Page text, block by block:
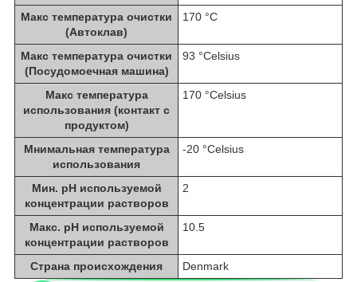
Maкс температура очистки
(Автоклав)
170 °С
Maкс температура очистки
(Посудомоечная машина)
93 °Celsius
Maкс температура
использования (контакт с
продуктом)
170 °Celsius
Мнимальная температура
использования
-20 °Celsius
Мин. pH используемой
концентрации растворов
2
Макс. pH используемой
концентрации растворов
10.5
Страна происхождения Denmark